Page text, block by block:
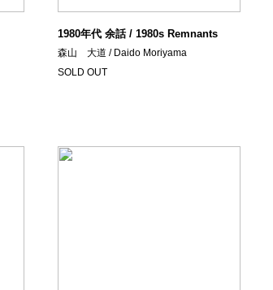
1980年代 余話 / 1980s Remnants
森山 大道 / Daido Moriyama
SOLD OUT